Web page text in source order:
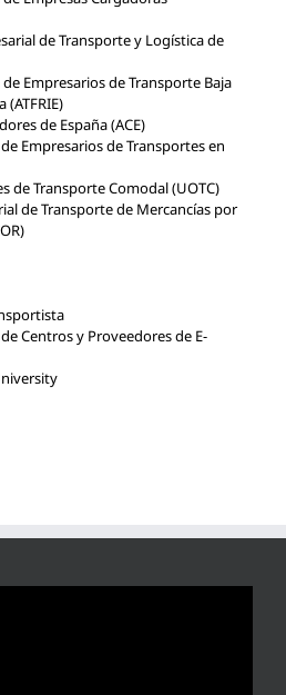
de Transporte y Logística de
Empresarios de Transporte Baja
de España (ACE)
Empresarios de Transportes en
de Transporte Comodal (UOTC)
de Transporte de Mercancías por
Centros y Proveedores de E-